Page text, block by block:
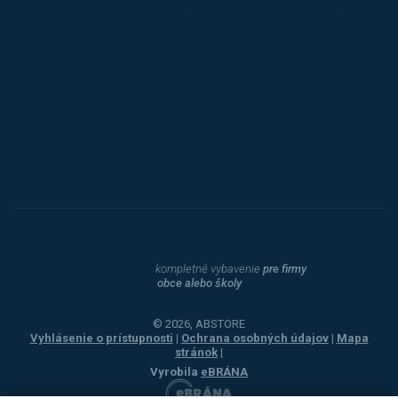
kompletné vybavenie pre firmy
obce alebo školy
© 2026, ABSTORE
Vyhlásenie o prístupnosti | Ochrana osobných údajov | Mapa
stránok |
Vyrobila eBRÁNA